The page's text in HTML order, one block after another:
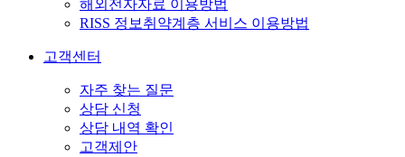
해외전자자료 이용방법
RISS 정보취약계층 서비스 이용방법
고객센터
자주 찾는 질문
상담 신청
상담 내역 확인
고객제안